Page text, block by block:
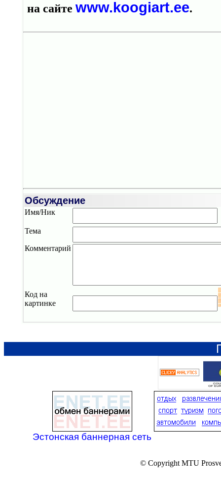
на сайте www.koogiart.ee.
Обсуждение
Имя/Ник
Тема
Комментарий
Код на
картинке
Эстонская баннерная сеть
© Copyright MTU